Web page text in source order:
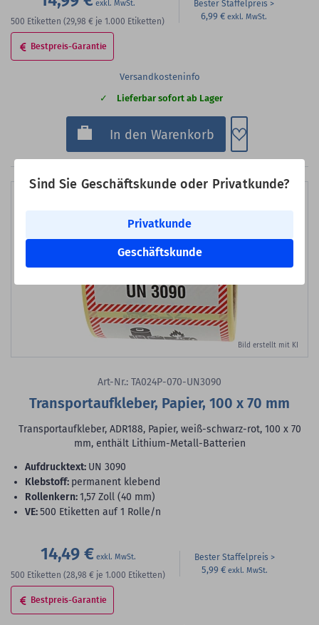
Sind Sie Geschäftskunde oder Privatkunde?
Privatkunde
Geschäftskunde
500 Etiketten (29,98 € je 1.000 Etiketten)
Bester Staffelpreis
6,99 €
Bestpreis-Garantie
Versandkosteninfo
Lieferbar sofort ab Lager
In den Warenkorb Zum
Bild erstellt mit KI
Art-Nr.: TA024P-070-UN3090
Transportaufkleber, Papier, 100 x 70 mm
Transportaufkleber, ADR188, Papier, weiß-schwarz-rot, 100 x 70
mm, enthält Lithium-Metall-Batterien
Aufdrucktext: UN 3090
Klebstoff: permanent klebend
Rollenkern:1,57 Zoll (40 mm)
VE:500 Etiketten auf 1 Rolle/n
14,49 €
500 Etiketten (28,98 € je 1.000 Etiketten)
Bester Staffelpreis
5,99 €
Bestpreis-Garantie